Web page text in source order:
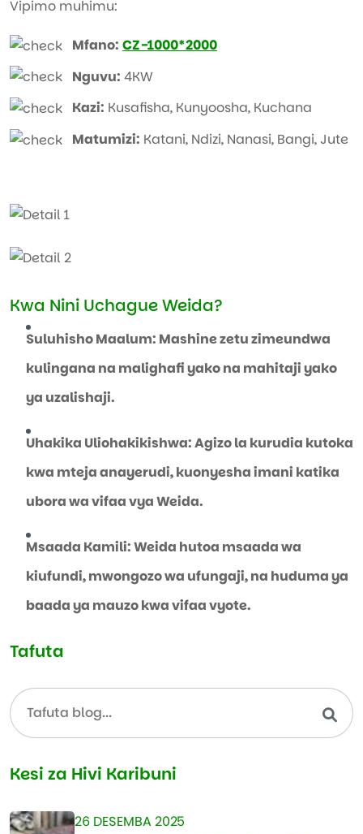
Vipimo muhimu:
Mfano: CZ-1000*2000
Nguvu: 4KW
Kazi: Kusafisha, Kunyoosha, Kuchana
Matumizi: Katani, Ndizi, Nanasi, Bangi, Jute
Kwa Nini Uchague Weida?
Suluhisho Maalum: Mashine zetu zimeundwa
kulingana na malighafi yako na mahitaji yako
ya uzalishaji.
Uhakika Uliohakikishwa: Agizo la kurudia kutoka
kwa mteja anayerudi, kuonyesha imani katika
ubora wa vifaa vya Weida.
Msaada Kamili: Weida hutoa msaada wa
kiufundi, mwongozo wa ufungaji, na huduma ya
baada ya mauzo kwa vifaa vyote.
Tafuta
Kesi za Hivi Karibuni
26 DESEMBA 2025